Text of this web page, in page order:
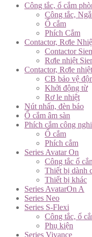
Công tắc, ổ cắm
Công tắc,
Ổ cắm
Phích Cắm
Contactor, Rơle
Contactor
Rơle nhiệt
Contactor, Rơle
CB bảo vệ
Khởi động từ
Rơ le nhiệt
Nút nhấn, đèn báo
Ổ cắm âm sàn
Phích cắm công
Ổ cắm
Phích cắm
Series Avatar On
Công tắc ổ
Thiết bị dành
Thiết bị khác
Series AvatarOn A
Series Neo
Series S-Flexi
Công tắc, ổ
Phụ kiện
Series Vivance